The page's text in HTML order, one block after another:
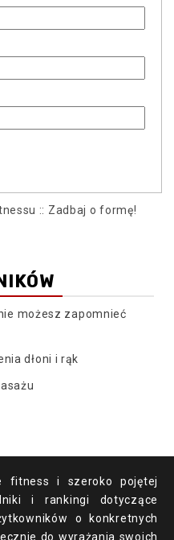
:: Zadbaj o formę!
możesz zapomnieć
dłoni i rąk
fitness i szeroko pojętej
i rankingi dotyczące
o konkretnych
do wyrażania swoich